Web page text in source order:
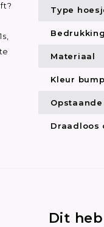
Type
Materiaal
Kleur
Draadloos
Dit